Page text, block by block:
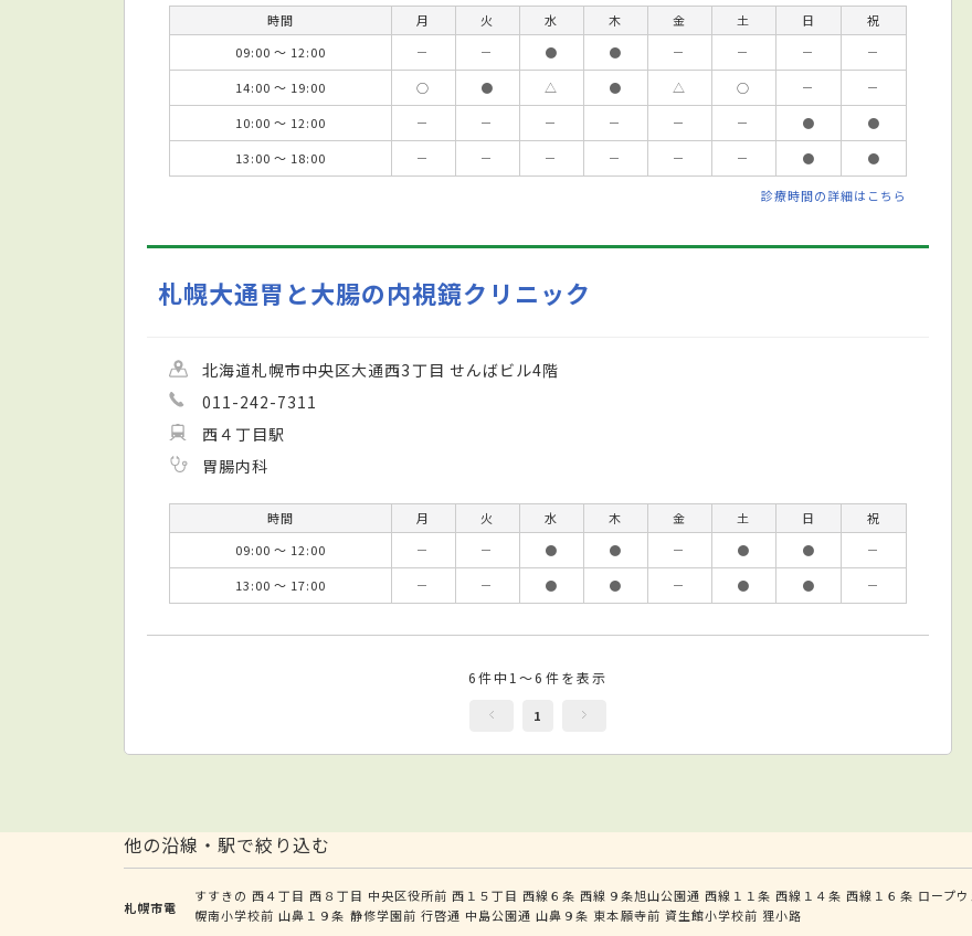
時間 月 火 水 木 金 土 日
祝
09:00 ～ 12:00
－ － ● ● － － －
－
14:00 ～ 19:00
○ ● △ ● △ ○ －
－
10:00 ～ 12:00
－ － － － － － ●
●
13:00 ～ 18:00
－ － － － － － ● ●
診療時間の詳細はこちら
札幌大通胃と大腸の内視鏡クリニック
北海道札幌市中央区大通西3丁目 せんばビル4階
011-242-7311
西４丁目駅
胃腸内科
時間 月 火 水 木 金 土 日
祝
09:00 ～ 12:00
－ － ● ● － ● ●
－
13:00 ～ 17:00
－ － ● ● － ● ● －
6件中1～6件を表示
1
他の沿線・駅で絞り込む
札幌市電
すすきの 西４丁目 西８丁目 中央区役所前 西１５丁目 西線６条 西線９条旭山公園通 西線１１条 西線１４条 西線１６条 ロープ
幌南小学校前 山鼻１９条 静修学園前 行啓通 中島公園通 山鼻９条 東本願寺前 資生館小学校前 狸小路